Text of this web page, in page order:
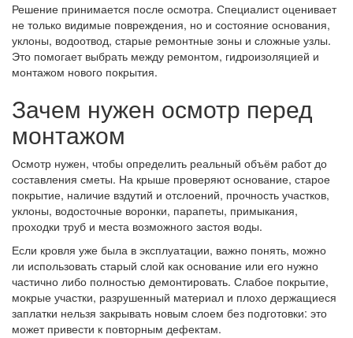
Решение принимается после осмотра. Специалист оценивает
не только видимые повреждения, но и состояние основания,
уклоны, водоотвод, старые ремонтные зоны и сложные узлы.
Это помогает выбрать между ремонтом, гидроизоляцией и
монтажом нового покрытия.
Зачем нужен осмотр перед
монтажом
Осмотр нужен, чтобы определить реальный объём работ до
составления сметы. На крыше проверяют основание, старое
покрытие, наличие вздутий и отслоений, прочность участков,
уклоны, водосточные воронки, парапеты, примыкания,
проходки труб и места возможного застоя воды.
Если кровля уже была в эксплуатации, важно понять, можно
ли использовать старый слой как основание или его нужно
частично либо полностью демонтировать. Слабое покрытие,
мокрые участки, разрушенный материал и плохо держащиеся
заплатки нельзя закрывать новым слоем без подготовки: это
может привести к повторным дефектам.